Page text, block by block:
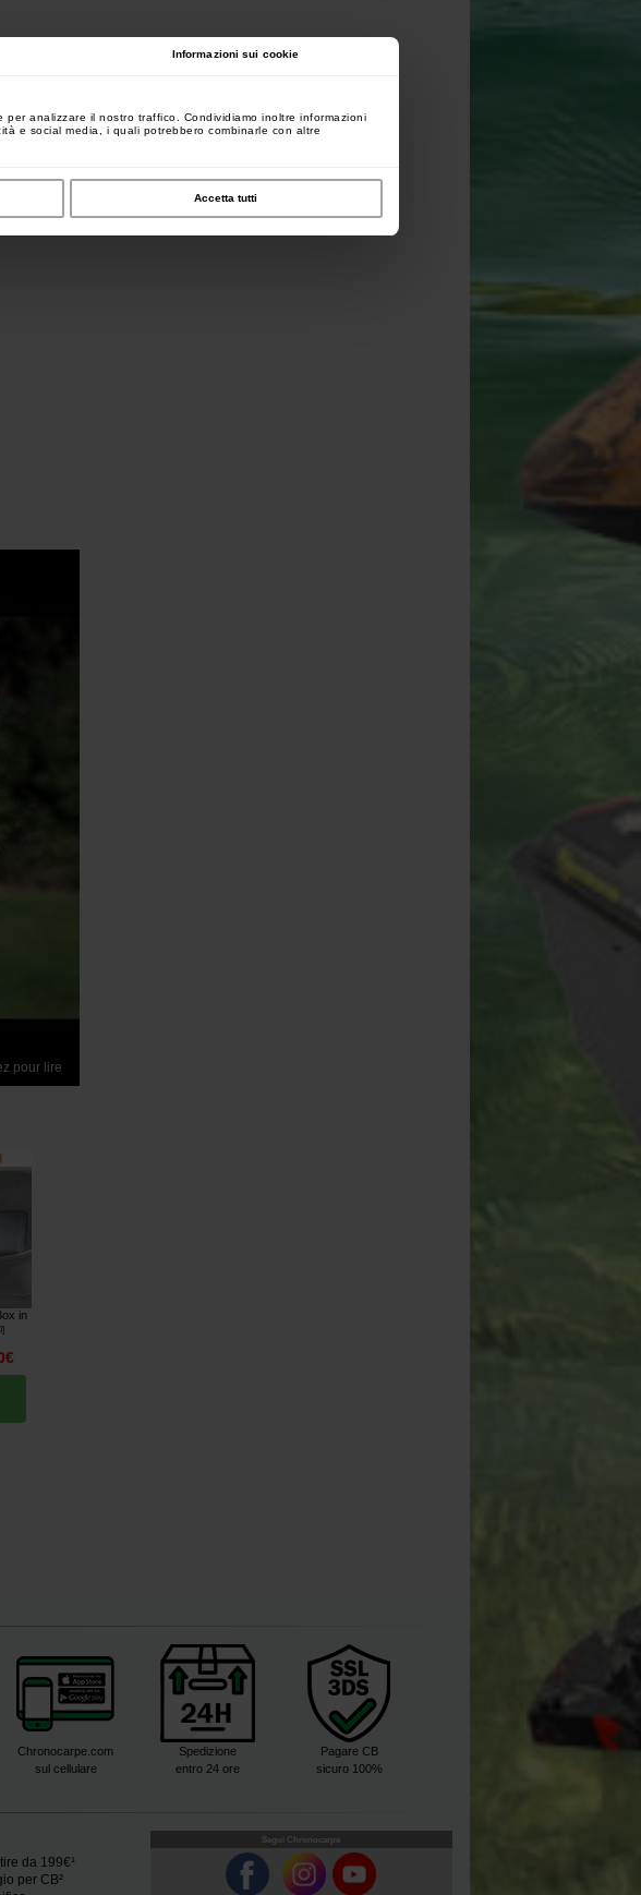
Informazioni sui cookie
analizzare il nostro traffico. Condividiamo inoltre informazioni
e social media, i quali potrebbero combinarle con altre
Accetta tutti
pour lire
in
]
€
Chronocarpe.com
sul cellulare
Spedizione
entro 24 ore
Pagare CB
sicuro 100%
da 199€¹
per CB²
Segui Chronocarpe